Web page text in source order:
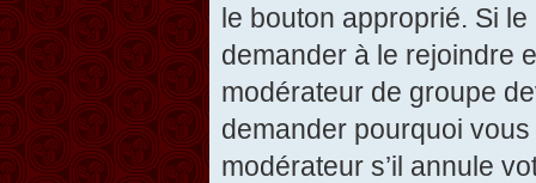
le bouton approprié. Si
demander à le rejoindre
modérateur de groupe
demander pourquoi
modérateur s’il annule